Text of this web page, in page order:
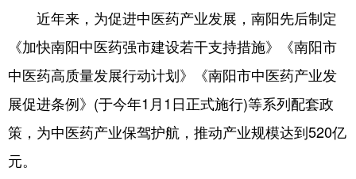
近年来，为促进中医药产业发展，南阳先后制定
《加快南阳中医药强市建设若干支持措施》《南阳市
中医药高质量发展行动计划》《南阳市中医药产业发
展促进条例》(于今年1月1日正式施行)等系列配套政
策，为中医药产业保驾护航，推动产业规模达到520亿
元。